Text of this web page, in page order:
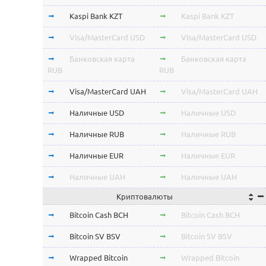
Kaspi Bank KZT Kaspi Bank KZT
Visa/MasterCard USD Visa/MasterCard USD
Банковская карта
RUB
Банковская карта
RUB
Visa/MasterCard UAH Visa/MasterCard UAH
Наличные USD Наличные USD
Наличные RUB Наличные RUB
Наличные EUR Наличные EUR
Наличные UAH Наличные UAH
Криптовалюты
Bitcoin Cash BCH Bitcoin Cash BCH
Bitcoin SV BSV Bitcoin SV BSV
Wrapped Bitcoin
Wrapped Bitcoin